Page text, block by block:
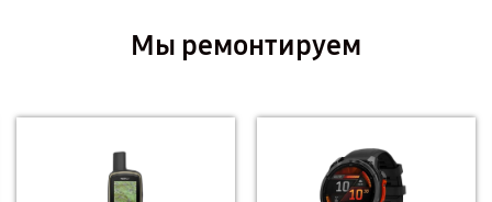
Мы ремонтируем